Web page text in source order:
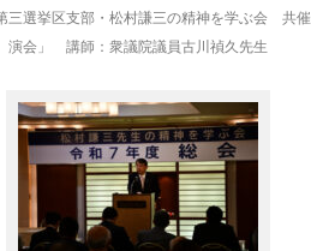
三選挙区支部・松村謙三の精神を学ぶ会 共催
演会」 講師：衆議院議員古川禎久先生